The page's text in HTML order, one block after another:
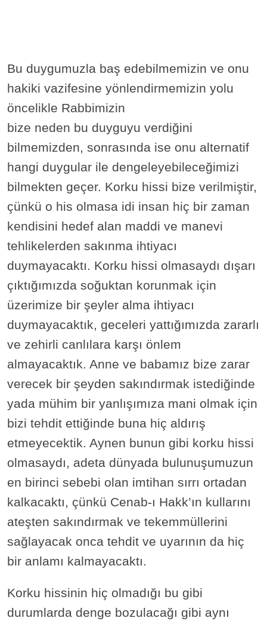
Bu duygumuzla baş edebilmemizin ve onu
hakiki vazifesine yönlendirmemizin yolu
öncelikle Rabbimizin
bize neden bu duyguyu verdiğini
bilmemizden, sonrasında ise onu alternatif
hangi duygular ile dengeleyebileceğimizi
bilmekten geçer. Korku hissi bize verilmiştir,
çünkü o his olmasa idi insan hiç bir zaman
kendisini hedef alan maddi ve manevi
tehlikelerden sakınma ihtiyacı
duymayacaktı. Korku hissi olmasaydı dışarı
çıktığımızda soğuktan korunmak için
üzerimize bir şeyler alma ihtiyacı
duymayacaktık, geceleri yattığımızda zararlı
ve zehirli canlılara karşı önlem
almayacaktık. Anne ve babamız bize zarar
verecek bir şeyden sakındırmak istediğinde
yada mühim bir yanlışımıza mani olmak için
bizi tehdit ettiğinde buna hiç aldırış
etmeyecektik. Aynen bunun gibi korku hissi
olmasaydı, adeta dünyada bulunuşumuzun
en birinci sebebi olan imtihan sırrı ortadan
kalkacaktı, çünkü Cenab-ı Hakk’ın kullarını
ateşten sakındırmak ve tekemmüllerini
sağlayacak onca tehdit ve uyarının da hiç
bir anlamı kalmayacaktı.
Korku hissinin hiç olmadığı bu gibi
durumlarda denge bozulacağı gibi aynı